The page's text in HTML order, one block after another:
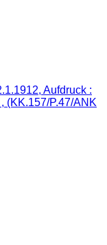
Aufdruck :
(KK.157/P.47/ANK